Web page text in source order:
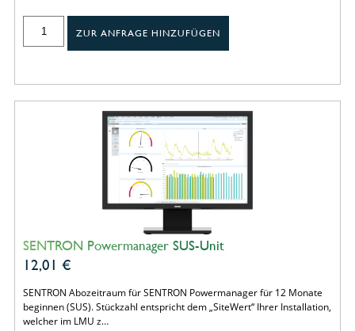
ZUR ANFRAGE HINZUFÜGEN
SENTRON Powermanager SUS-Unit
12,01 €
SENTRON Abozeitraum für SENTRON Powermanager für 12 Monate
beginnen (SUS). Stückzahl entspricht dem „SiteWert“ Ihrer Installation,
welcher im LMU z…